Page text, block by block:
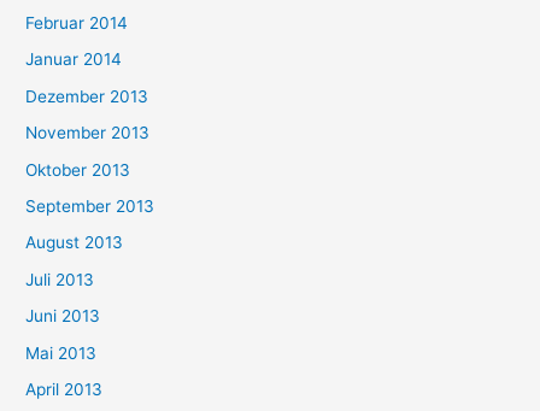
Februar 2014
Januar 2014
Dezember 2013
November 2013
Oktober 2013
September 2013
August 2013
Juli 2013
Juni 2013
Mai 2013
April 2013